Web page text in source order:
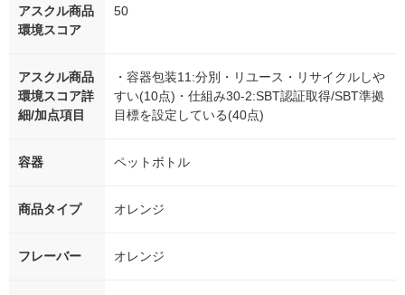
アスクル商品
環境スコア
50
アスクル商品
環境スコア詳
細/加点項目
・容器包装11:分別・リユース・リサイクルしや
すい(10点)・仕組み30-2:SBT認証取得/SBT準拠
目標を設定している(40点)
容器 ペットボトル
商品タイプ オレンジ
フレーバー オレンジ